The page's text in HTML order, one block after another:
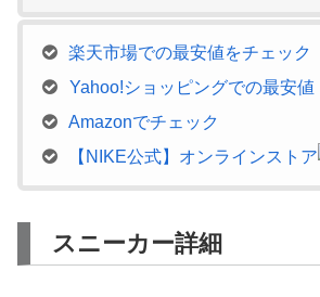
楽天市場での最安値をチェック
Yahoo!ショッピングでの最安値
Amazonでチェック
【NIKE公式】オンラインストア
スニーカー詳細